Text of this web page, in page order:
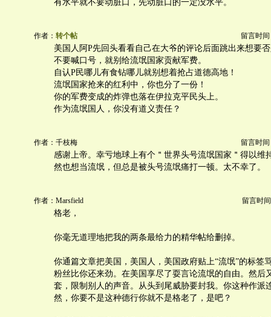
有水平就不要动脏口，先动脏口的一定没水平。
作者： 转个帖 留言时间
美国人阿P先回头看看自己在大爷的评论后面跳出来想要
不要喊口号，就别给流氓国家贡献军费。
自认P民哪儿有食钻哪儿就别想着抢占道德高地！
流氓国家抢来的红利中，你也分了一份！
你的军费变成的炸弹也落在伊拉克平民头上。
作为流氓国人，你没有道义责任？
作者：千枝梅 留言时间
感谢上帝。幸亏地球上有个＂世界头号流氓国家＂得以维
然也想当流氓，但总是被头号流氓痛打一顿。太不幸了。
作者：Marsfield 留言时
格老，
你毫无道理地把我的两条最给力的精华帖给删掉。
你通篇文章把美国，美国人，美国政府贴上“流氓”的标签
粉丝比你还来劲。在美国享尽了耍言论流氓的自由。然后
套，限制别人的声音。从头到尾威胁要封我。你这种作派
然，你要不是这种德行你就不是格老了，是吧？